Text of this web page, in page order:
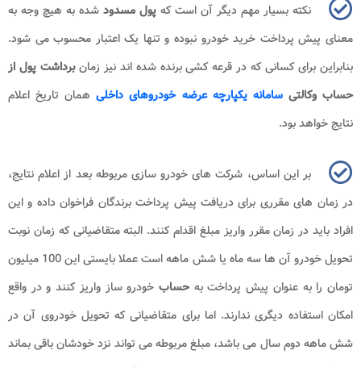
نکته بسیار مهم دیگر آن است که پول مسدود شده به هیچ وجه به
معنای پیش پرداخت خرید خودرو نبوده و تنها یک اعتبار محسوب می شود.
بنابراین برای کسانی که در قرعه کشی برنده شده اند نیز زمانبرداشت پول از
حساب وکالتیسامانه یکپارچه عرضه خودروهای داخلیهمان تاریخ اعلام
نتایج خواهد بود.
بر این اساس، شرکت های خودرو سازی مربوطه بعد از اعلام نتایج،
در زمان های مقرری برای دریافت پیش پرداخت برندگان فراخوان داده و این
افراد باید در زمان مقرر واریز مبلغ اقدام کنند. البته متقاضیانی که زمان نوبت
تحویل خودرو آن ها سه ماه یا شش ماهه است عملا بایستی این 100 میلیون
تومان را به عنوان پیش پرداخت بهحساب خودرو ساز واریز کنند و در واقع
امکان استفاده دیگری ندارند. اما برای متقاضیانی که تحویل خودروی آن در
شش ماهه دوم سال می باشد، مبلغ مربوطه می تواند نزد خودشان باقی بماند